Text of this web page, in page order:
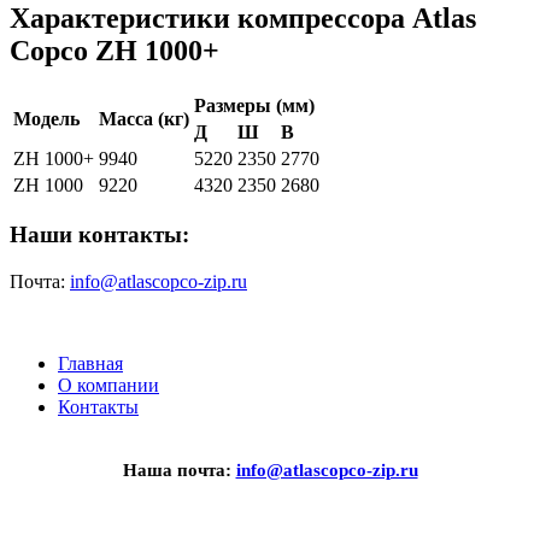
Характеристики компрессора Atlas
Copco ZH 1000+
Модель Масса (кг)
Размеры (мм)
Д
Ш
В
ZH 1000+ 9940 5220 2350 2770
ZH 1000
9220 4320 2350 2680
Наши контакты:
Почта: info@atlascopco-zip.ru
Главная
О компании
Контакты
Наша почта: info@atlascopco-zip.ru